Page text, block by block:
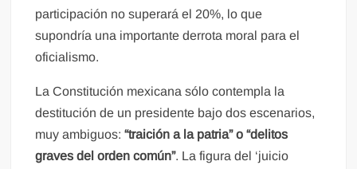
participación no superará el 20%, lo que
supondría una importante derrota moral para el
oficialismo.
La Constitución mexicana sólo contempla la
destitución de un presidente bajo dos escenarios,
muy ambiguos:“traición a la patria” o “delitos
graves del orden común”. La figura del ‘juicio